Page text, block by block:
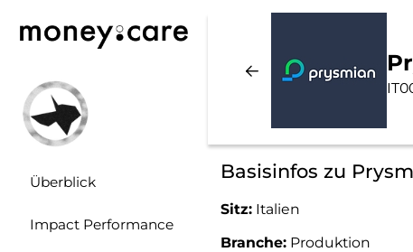
Überblick
Impact Performance
Basisinfos zu
Sitz: Italien
Branche: Produktion